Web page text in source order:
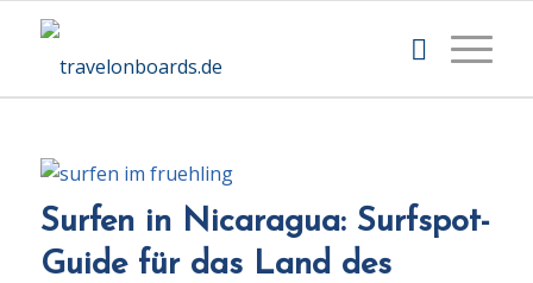
Surfen in Nicaragua: Surfspot-
Guide für das Land des